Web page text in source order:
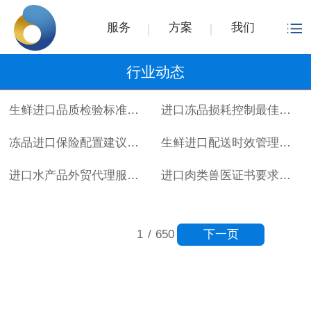
服务 方案 我们
行业动态
生鲜进口品质检验标准详解 进口冻品损耗控制最佳实践
冻品进口保险配置建议指南 生鲜进口配送时效管理方案
进口水产品外贸代理服务流程 进口肉类兽医证书要求详解
1 / 650 下一页